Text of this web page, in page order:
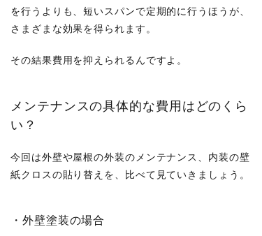
を行うよりも、短いスパンで定期的に行うほうが、
さまざまな効果を得られます。
その結果費用を抑えられるんですよ。
メンテナンスの具体的な費用はどのくら
い？
今回は外壁や屋根の外装のメンテナンス、内装の壁
紙クロスの貼り替えを、比べて見ていきましょう。
・外壁塗装の場合